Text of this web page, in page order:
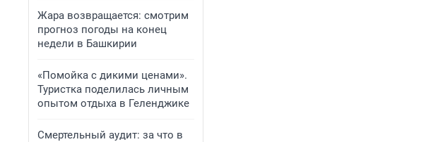
Жара возвращается: смотрим
прогноз погоды на конец
недели в Башкирии
«Помойка с дикими ценами».
Туристка поделилась личным
опытом отдыха в Геленджике
Смертельный аудит: за что в